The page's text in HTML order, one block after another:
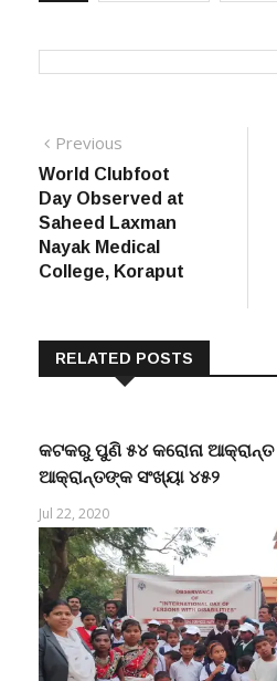
Post
navigation
Previous
post:
World Clubfoot
Day Observed at
Saheed Laxman
Nayak Medical
College, Koraput
RELATED POSTS
କଟକରୁ ପୁଣି ୫୪ କରୋନା
ଆକ୍ରାନ୍ତଙ୍କ ସଂଖ୍ୟା ୪୫୨
Jul 22, 2020